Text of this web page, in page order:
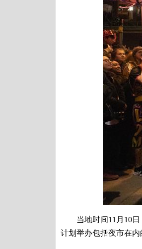
当地时间11月10日
计划举办包括夜市在